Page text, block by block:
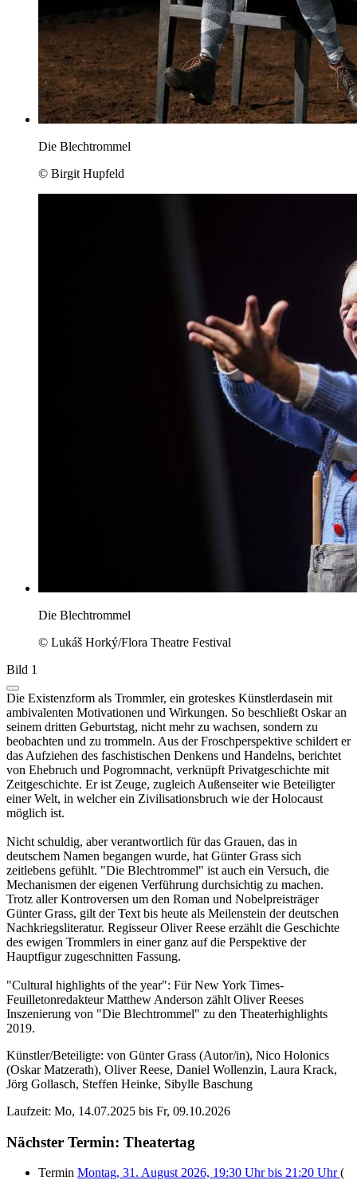
Die Blechtrommel
© Birgit Hupfeld
Die Blechtrommel
© Lukáš Horký/Flora Theatre Festival
Bild 1
Die Existenzform als Trommler, ein groteskes Künstlerdasein mit
ambivalenten Motivationen und Wirkungen. So beschließt Oskar an
seinem dritten Geburtstag, nicht mehr zu wachsen, sondern zu
beobachten und zu trommeln. Aus der Froschperspektive schildert er
das Aufziehen des faschistischen Denkens und Handelns, berichtet
von Ehebruch und Pogromnacht, verknüpft Privatgeschichte mit
Zeitgeschichte. Er ist Zeuge, zugleich Außenseiter wie Beteiligter
einer Welt, in welcher ein Zivilisationsbruch wie der Holocaust
möglich ist.
Nicht schuldig, aber verantwortlich für das Grauen, das in
deutschem Namen begangen wurde, hat Günter Grass sich
zeitlebens gefühlt. "Die Blechtrommel" ist auch ein Versuch, die
Mechanismen der eigenen Verführung durchsichtig zu machen.
Trotz aller Kontroversen um den Roman und Nobelpreisträger
Günter Grass, gilt der Text bis heute als Meilenstein der deutschen
Nachkriegsliteratur. Regisseur Oliver Reese erzählt die Geschichte
des ewigen Trommlers in einer ganz auf die Perspektive der
Hauptfigur zugeschnitten Fassung.
"Cultural highlights of the year": Für New York Times-
Feuilletonredakteur Matthew Anderson zählt Oliver Reeses
Inszenierung von "Die Blechtrommel" zu den Theaterhighlights
2019.
Künstler/Beteiligte: von Günter Grass (Autor/in), Nico Holonics
(Oskar Matzerath), Oliver Reese, Daniel Wollenzin, Laura Krack,
Jörg Gollasch, Steffen Heinke, Sibylle Baschung
Laufzeit: Mo, 14.07.2025 bis Fr, 09.10.2026
Nächster Termin: Theatertag
Termin Montag, 31. August 2026, 19:30 Uhr bis 21:20 Uhr(